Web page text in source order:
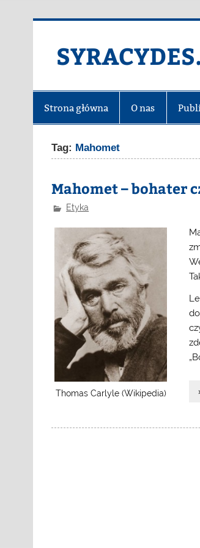
Strona główna O nas
Tag: Mahomet
Mahomet – bohater
Etyka
Thomas Carlyle (Wikipedia)